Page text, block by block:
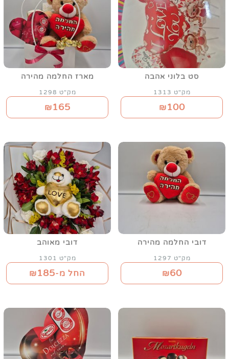
סט בלוני אהבה
מק"ט 1313
₪100
מארז החלמה מהירה
מק"ט 1298
₪165
דובי החלמה מהירה
מק"ט 1297
₪60
דובי מאוהב
מק"ט 1301
החל מ-₪185